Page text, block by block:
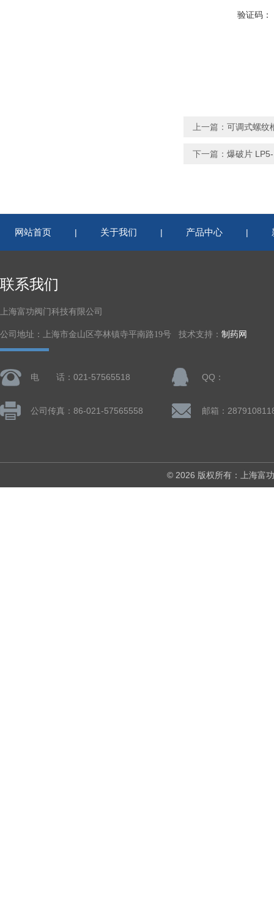
验证码：
上一篇： 可调式螺纹
下一篇： 爆破片
网站首页 | 关于我们 | 产品中心 |
联系我们
上海富功阀门科技有限公司
公司地址：上海市金山区亭林镇寺平南路19号 技术支持： 制药网
电 话：021-57565518 QQ：
公司传真：86-021-57565558 邮箱：
© 2026 版权所有：上海富